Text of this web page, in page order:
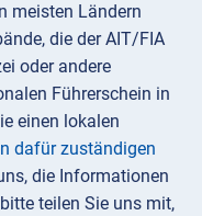
meisten Ländern
die der AIT/FIA
oder andere
Führerschein in
einen lokalen
dafür zuständigen
die Informationen
teilen Sie uns mit,